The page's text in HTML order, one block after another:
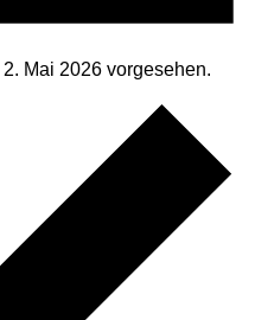
Mai 2026 vorgesehen.